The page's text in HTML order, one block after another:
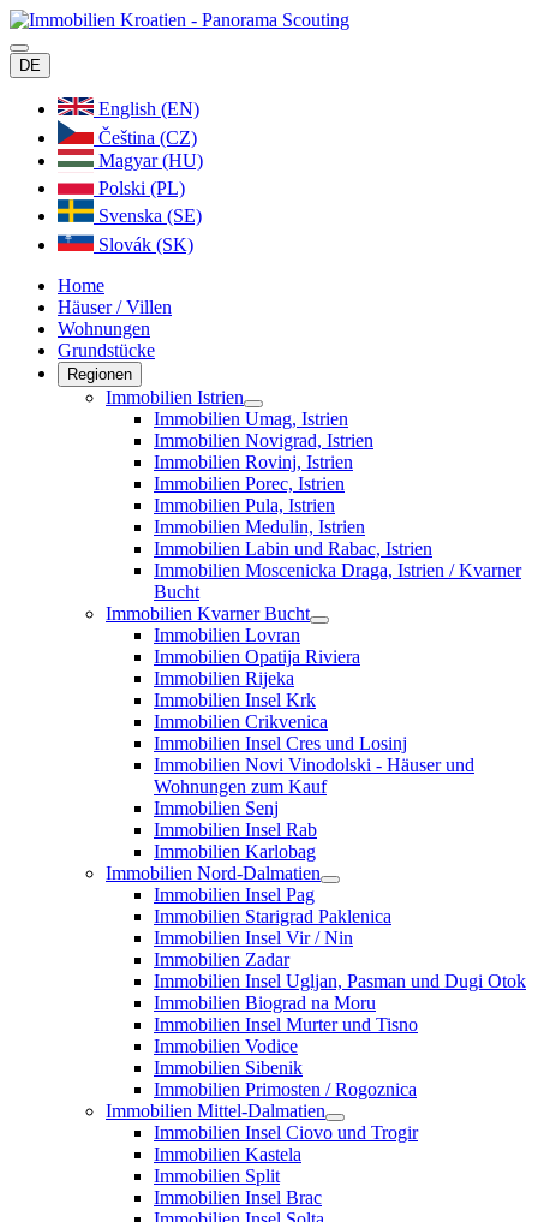
DE
English (EN)
Čeština (CZ)
Magyar (HU)
Polski (PL)
Svenska (SE)
Slovák (SK)
Home
Häuser / Villen
Wohnungen
Grundstücke
Regionen
Immobilien Istrien
Immobilien Umag, Istrien
Immobilien Novigrad, Istrien
Immobilien Rovinj, Istrien
Immobilien Porec, Istrien
Immobilien Pula, Istrien
Immobilien Medulin, Istrien
Immobilien Labin und Rabac, Istrien
Immobilien Moscenicka Draga, Istrien / Kvarner
Bucht
Immobilien Kvarner Bucht
Immobilien Lovran
Immobilien Opatija Riviera
Immobilien Rijeka
Immobilien Insel Krk
Immobilien Crikvenica
Immobilien Insel Cres und Losinj
Immobilien Novi Vinodolski - Häuser und
Wohnungen zum Kauf
Immobilien Senj
Immobilien Insel Rab
Immobilien Karlobag
Immobilien Nord-Dalmatien
Immobilien Insel Pag
Immobilien Starigrad Paklenica
Immobilien Insel Vir / Nin
Immobilien Zadar
Immobilien Insel Ugljan, Pasman und Dugi Otok
Immobilien Biograd na Moru
Immobilien Insel Murter und Tisno
Immobilien Vodice
Immobilien Sibenik
Immobilien Primosten / Rogoznica
Immobilien Mittel-Dalmatien
Immobilien Insel Ciovo und Trogir
Immobilien Kastela
Immobilien Split
Immobilien Insel Brac